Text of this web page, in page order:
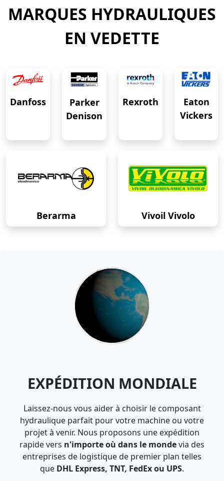
MARQUES HYDRAULIQUES
EN VEDETTE
Danfoss
Parker
Denison
Rexroth
Eaton
Vickers
Berarma Vivoil Vivolo
EXPÉDITION MONDIALE
Laissez-nous vous aider à choisir le composant
hydraulique parfait pour votre machine ou votre
projet à venir. Nous proposons une expédition
rapide vers n'importe où dans le mondevia des
entreprises de logistique de premier plan telles
que DHL Express, TNT, FedEx ou UPS.